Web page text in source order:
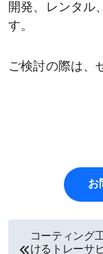
開発、レンタル
す。
ご検討の際は、
お
コーティング
けるトレーサ